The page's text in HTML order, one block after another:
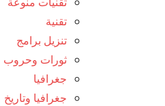
تقنية
تنزيل برامج
ثورات وحروب
جغرافيا
جغرافيا وتاريخ